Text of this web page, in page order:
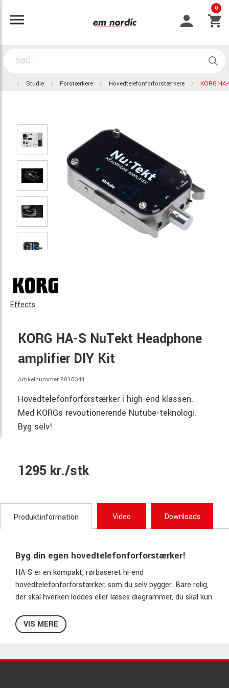
0
Studie Forstærkere Hovedtelefonforforstærkere KORG
Effects
KORG HA-S NuTekt Headphone
amplifier DIY Kit
Artikelnummer 8010344
Hovedtelefonforforstærker i high-end klassen.
Med KORGs revoutionerende Nutube-teknologi.
Byg selv!
1295 kr./stk
Produktinformation Video Downloads
Byg din egen hovedtelefonforforstærker!
HA-S er en kompakt, rørbaseret hi-end
hovedtelefonforforstærker, som du selv bygger. Bare rolig,
der skal hverken loddes eller læses diagrammer, du skal kun
medhør et gevaldigt kvalitetsløft, du får også en hyggelig
oplevelse med at bygge den med i posen.
Nutube - ægte rør i mikroformat!
VIS MERE